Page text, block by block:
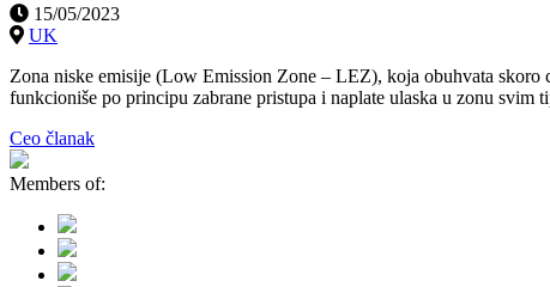
15/05/2023
UK
Zona niske emisije (Low Emission Zone – LEZ), koja obuhvata skoro
funkcioniše po principu zabrane pristupa i naplate ulaska u zonu svim
Ceo članak
Members of: